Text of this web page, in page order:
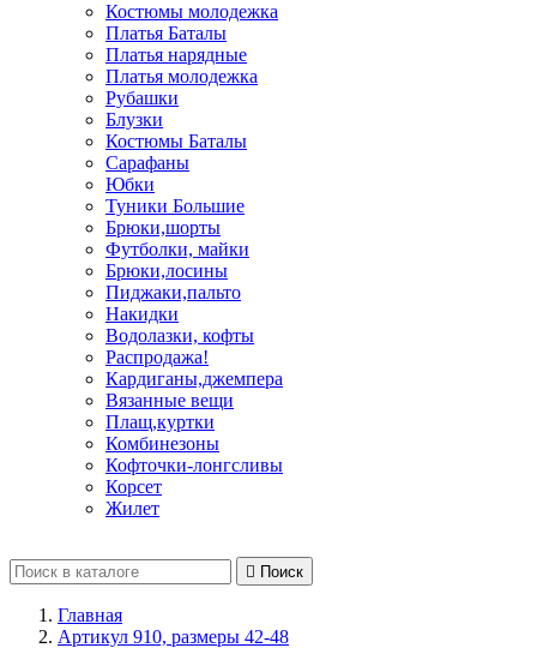
Костюмы молодежка
Платья Баталы
Платья нарядные
Платья молодежка
Рубашки
Блузки
Костюмы Баталы
Сарафаны
Юбки
Туники Большие
Брюки,шорты
Футболки, майки
Брюки,лосины
Пиджаки,пальто
Накидки
Водолазки, кофты
Распродажа!
Кардиганы,джемпера
Вязанные вещи
Плащ,куртки
Комбинезоны
Кофточки-лонгсливы
Корсет
Жилет
 Поиск
Главная
Артикул 910, размеры 42-48